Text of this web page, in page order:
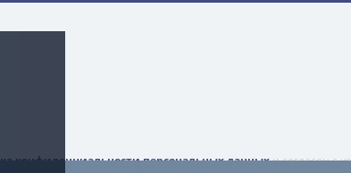
конфиденциальности персональных данныхи согласен с